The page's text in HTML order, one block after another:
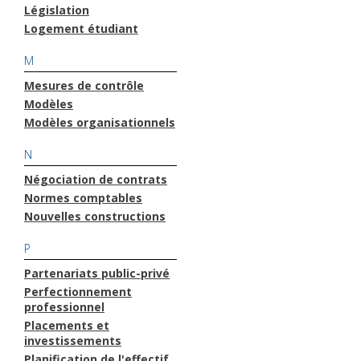
Législation
Logement étudiant
M
Mesures de contrôle
Modèles
Modèles organisationnels
N
Négociation de contrats
Normes comptables
Nouvelles constructions
P
Partenariats public-privé
Perfectionnement
professionnel
Placements et
investissements